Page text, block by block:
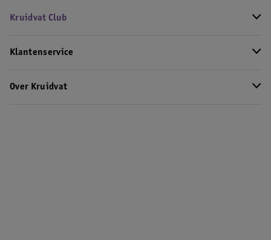
Kruidvat Club
Klantenservice
Over Kruidvat